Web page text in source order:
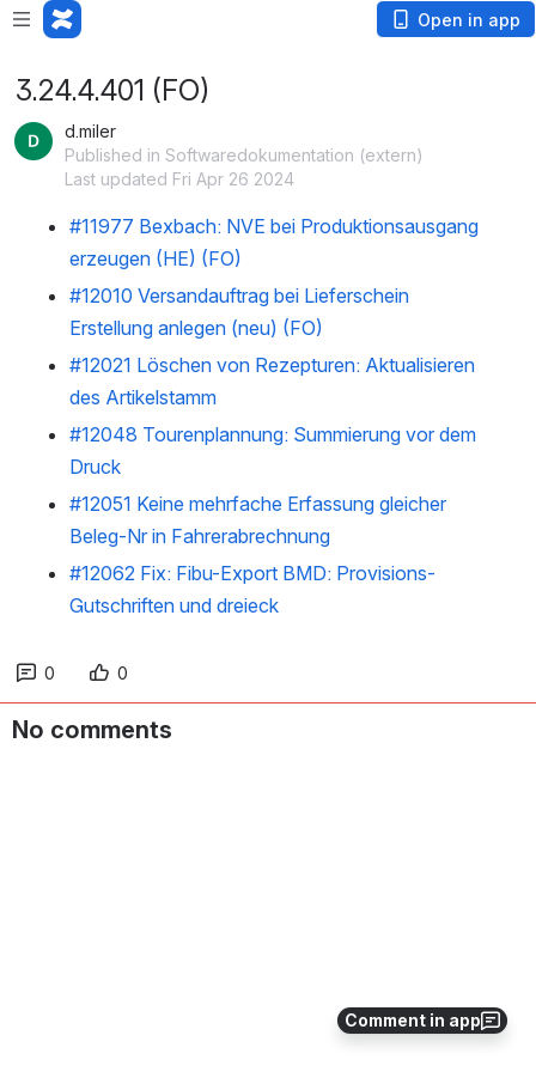
Open in app
Comment in app
3.24.4.401 (FO)
d.miler
Published in Softwaredokumentation (extern)
Last updated Fri Apr 26 2024
#11977 Bexbach: NVE bei Produktionsausgang
erzeugen (HE) (FO)
#12010 Versandauftrag bei Lieferschein
Erstellung anlegen (neu) (FO)
#12021 Löschen von Rezepturen: Aktualisieren
des Artikelstamm
#12048 Tourenplannung: Summierung vor dem
Druck
#12051 Keine mehrfache Erfassung gleicher
Beleg-Nr in Fahrerabrechnung
#12062 Fix: Fibu-Export BMD: Provisions-
Gutschriften und dreieck
0 0
No comments